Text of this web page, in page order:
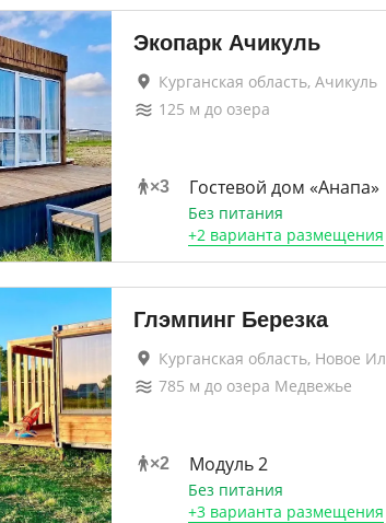
Экопарк Ачикуль
Курганская область, Ачикуль
125 м до озера
×3 Гостевой дом «Анапа»
Без питания
+2 варианта размещения
Глэмпинг Березка
Курганская область, Новое
785 м до озера Медвежье
×2 Модуль 2
Без питания
+3 варианта размещения